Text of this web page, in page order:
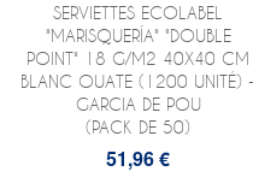
SERVIETTES ECOLABEL
"MARISQUERÍA" "DOUBLE
POINT" 18 G/M2 40X40 CM
BLANC OUATE (1200 UNITÉ) -
GARCIA DE POU
(PACK DE 50)
51,96 €